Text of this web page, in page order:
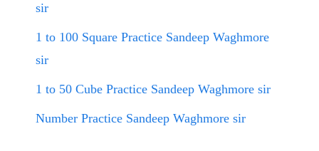
sir
1 to 100 Square Practice Sandeep Waghmore
sir
1 to 50 Cube Practice Sandeep Waghmore sir
Number Practice Sandeep Waghmore sir